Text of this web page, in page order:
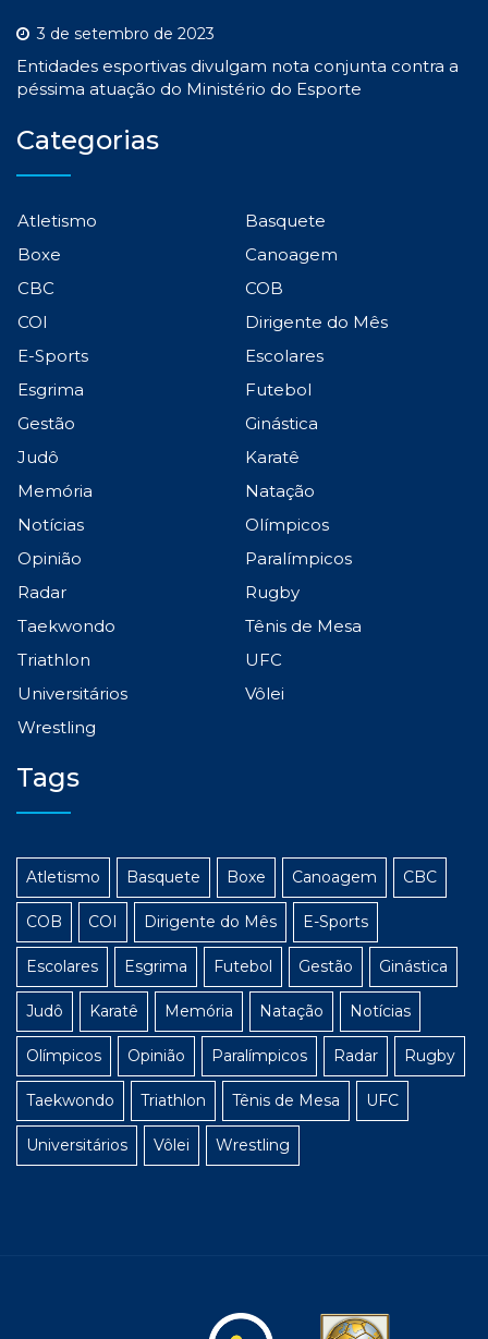
3 de setembro de 2023
Entidades esportivas divulgam nota conjunta contra a
péssima atuação do Ministério do Esporte
Categorias
Atletismo
Basquete
Boxe
Canoagem
CBC
COB
COI
Dirigente do Mês
E-Sports
Escolares
Esgrima
Futebol
Gestão
Ginástica
Judô
Karatê
Memória
Natação
Notícias
Olímpicos
Opinião
Paralímpicos
Radar
Rugby
Taekwondo
Tênis de Mesa
Triathlon
UFC
Universitários
Vôlei
Wrestling
Tags
Atletismo Basquete Boxe Canoagem CBC
COB COI Dirigente do Mês E-Sports
Escolares Esgrima Futebol Gestão Ginástica
Judô Karatê Memória Natação Notícias
Olímpicos Opinião Paralímpicos Radar Rugby
Taekwondo Triathlon Tênis de Mesa UFC
Universitários Vôlei Wrestling